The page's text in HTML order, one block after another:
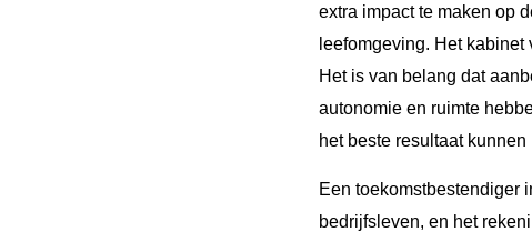
extra impact te maken op
leefomgeving. Het
Het is van belang dat
autonomie en ruimte
het beste resultaat kunnen
Een toekomstbestendiger
bedrijfsleven, en het